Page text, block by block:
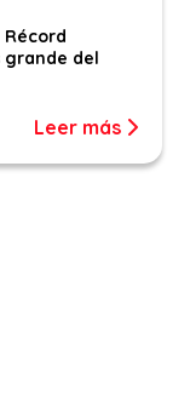
Récord
grande del
Leer más